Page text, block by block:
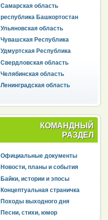
Самарская область
республика Башкортостан
Ульяновская область
Чувашская Республика
Удмуртская Республика
Свердловская область
Челябинская область
Ленинградская область
КОМАНДНЫЙ
РАЗДЕЛ
Официальные документы
Новости, планы и события
Байки, истории и эпосы
Концептуальная страничка
Походы выходного дня
Песни, стихи, юмор